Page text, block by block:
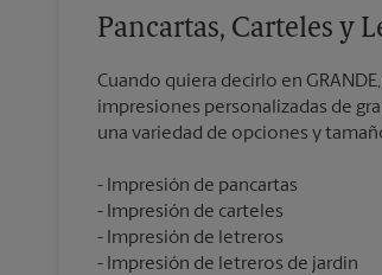
Pancartas, Carteles y
Cuando quiera decirlo en
impresiones personalizadas de
Impresión de pancartas
Impresión de carteles
Impresión de letreros
Impresión de letreros de jardín